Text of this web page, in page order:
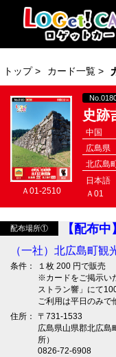
トップ > カード一覧 >
Ａ01-2510
史跡
中国
広島県
北広島
日本語
Ａ01
配布場所① 【配布中】
（一社）北広島町観
条件：
１枚 200 円で販売
※カードをご掲示い
ストラン響」にて
ご利用は平日のみで
住所：
〒731-1533
広島県山県郡北広島
所）
0826-72-6908